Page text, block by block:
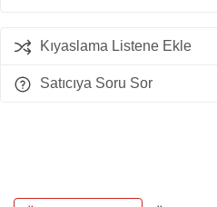
Kıyaslama Listene Ekle
Satıcıya Soru Sor